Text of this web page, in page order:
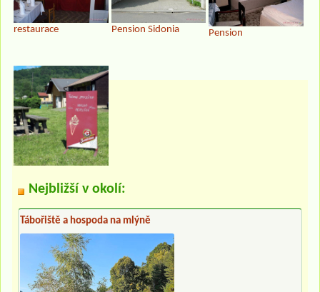
restaurace Pension Sidonia Pension
Nejbližší v okolí:
Tábořiště a hospoda na mlýně